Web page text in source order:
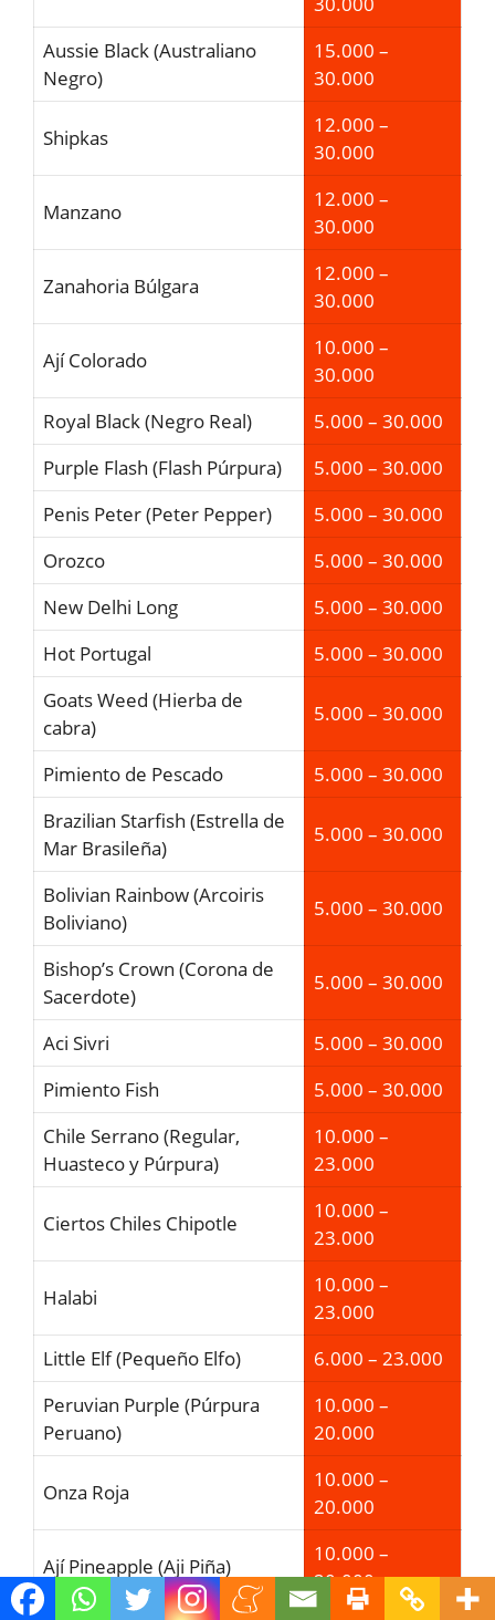
Aussie Black (Australiano
Negro)
15.000 –
30.000
Shipkas
12.000 –
30.000
Manzano
12.000 –
30.000
Zanahoria Búlgara
12.000 –
30.000
Ají Colorado
10.000 –
30.000
Royal Black (Negro Real)
5.000 – 30.000
Purple Flash (Flash Púrpura)
5.000 – 30.000
Penis Peter (Peter Pepper)
5.000 – 30.000
Orozco
5.000 – 30.000
New Delhi Long
5.000 – 30.000
Hot Portugal
5.000 – 30.000
Goats Weed (Hierba de
cabra)
5.000 – 30.000
Pimiento de Pescado
5.000 – 30.000
Brazilian Starfish (Estrella de
Mar Brasileña)
5.000 – 30.000
Bolivian Rainbow (Arcoiris
Boliviano)
5.000 – 30.000
Bishop’s Crown (Corona de
Sacerdote)
5.000 – 30.000
Aci Sivri
5.000 – 30.000
Pimiento Fish
5.000 – 30.000
Chile Serrano (Regular,
Huasteco y Púrpura)
10.000 –
23.000
Ciertos Chiles Chipotle
10.000 –
23.000
Halabi
10.000 –
23.000
Little Elf (Pequeño Elfo)
6.000 – 23.000
Peruvian Purple (Púrpura
Peruano)
10.000 –
20.000
Onza Roja
10.000 –
20.000
Ají Pineapple (Aji Piña)
10.000 –
20.000